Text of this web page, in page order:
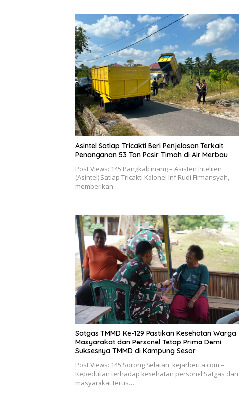
Asintel Satlap Tricakti Beri Penjelasan Terkait
Penanganan 53 Ton Pasir Timah di Air Merbau
Post Views: 145 Pangkalpinang – Asisten Intelijen
(Asintel) Satlap Tricakti Kolonel Inf Rudi Firmansyah,
memberikan…
Satgas TMMD Ke-129 Pastikan Kesehatan Warga
Masyarakat dan Personel Tetap Prima Demi
Suksesnya TMMD di Kampung Sesor
Post Views: 145 Sorong Selatan, kejarberita.com –
Kepedulian terhadap kesehatan personel Satgas dan
masyarakat terus…